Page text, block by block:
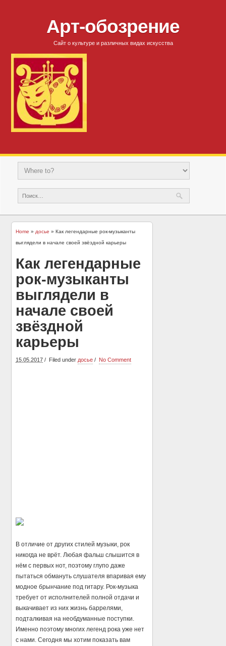
Арт-обозрение
Сайт о культуре и различных видах искусства
Home »досье » Как легендарные рок-музыканты
выглядели в начале своей звёздной карьеры
Как легендарные
рок-музыканты
выглядели в
начале своей
звёздной
карьеры
15.05.2017 Filed under досье No Comment
В отличие от других стилей музыки, рок
никогда не врёт. Любая фальш слышится в
нём с первых нот, поэтому глупо даже
пытаться обмануть слушателя впаривая ему
модное брынчание под гитару. Рок-музыка
требует от исполнителей полной отдачи и
выкачивает из них жизнь баррелями,
подталкивая на необдуманные поступки.
Именно поэтому многих легенд рока уже нет
с нами. Сегодня мы хотим показать вам